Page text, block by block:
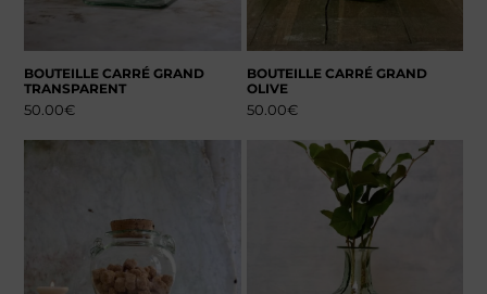
BOUTEILLE CARRÉ GRAND
TRANSPARENT
50.00€
BOUTEILLE CARRÉ GRAND
OLIVE
50.00€